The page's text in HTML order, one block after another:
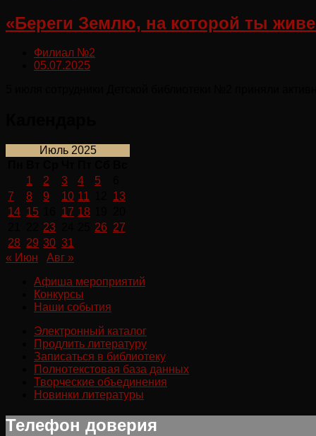
«Береги Землю, на которой ты
Филиал №2
05.07.2025
Июль 2025
1
2 3 4 5
7
8 9 10 11
13
14 15 17 18
23 26 27
28 29 30 31
« Июн
Авг »
Афиша мероприятий
Конкурсы
Наши события
Электронный каталог
Продлить литературу
Записаться в библиотеку
Полнотекстовая база данных
Творческие объединения
Новинки литературы
Телефон доверия